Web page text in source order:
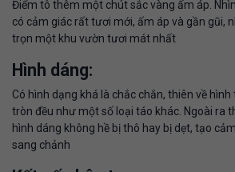
Điểm tô thêm một chút sắc vàng ấm áp.
có cảm giác rất tươi mới, ấm áp và gần gũi,
trọn một khu vườn tươi mát nhất
Hình dáng:
Có hình dạng khá là chắc chắn, thiên về
tròn đều như một số loại táo khác. Ngoài ra
hình dáng không hề bị thô hay bị dẹt, tạo
sang chảnh